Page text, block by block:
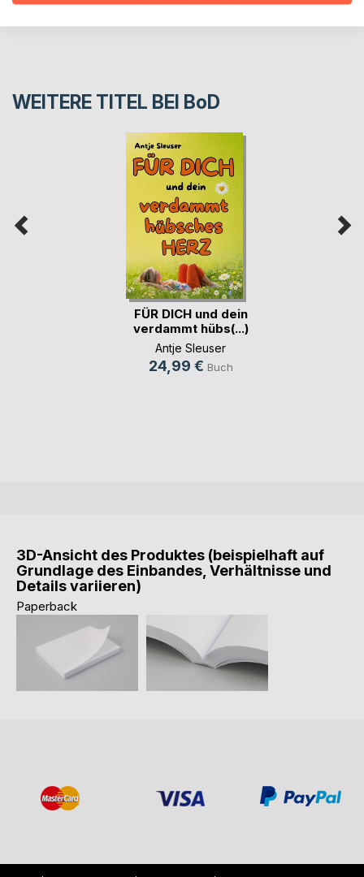
WEITERE TITEL BEI BoD
FÜR DICH und dein
verdammt hübs(...)
Antje Sleuser
24,99 € Buch
3D-Ansicht des Produktes (beispielhaft auf
Grundlage des Einbandes, Verhältnisse und
Details variieren)
Paperback